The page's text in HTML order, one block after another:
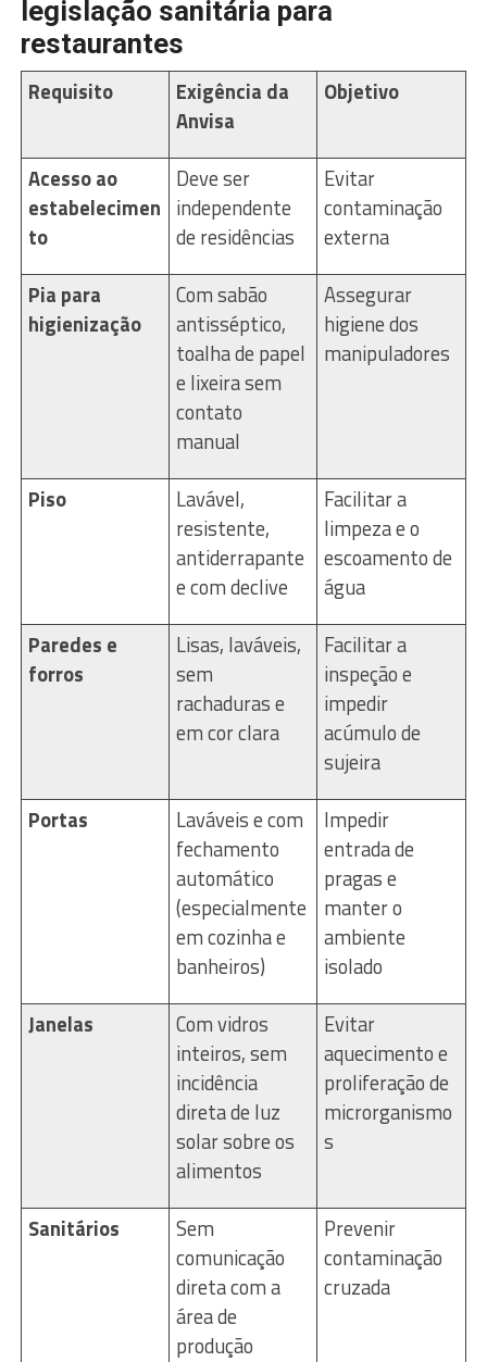
legislação sanitária para
restaurantes
Requisito
Exigência da
Anvisa
Objetivo
Acesso ao
estabelecimen
to
Deve ser
independente
de residências
Evitar
contaminação
externa
Pia para
higienização
Com sabão
antisséptico,
toalha de papel
e lixeira sem
contato
manual
Assegurar
higiene dos
manipuladores
Piso
Lavável,
resistente,
antiderrapante
e com declive
Facilitar a
limpeza e o
escoamento de
água
Paredes e
forros
Lisas, laváveis,
sem
rachaduras e
em cor clara
Facilitar a
inspeção e
impedir
acúmulo de
sujeira
Portas
Laváveis e com
fechamento
automático
(especialmente
em cozinha e
banheiros)
Impedir
entrada de
pragas e
manter o
ambiente
isolado
Janelas
Com vidros
inteiros, sem
incidência
direta de luz
solar sobre os
alimentos
Evitar
aquecimento e
proliferação de
microrganismo
s
Sanitários
Sem
comunicação
direta com a
área de
produção
Prevenir
contaminação
cruzada